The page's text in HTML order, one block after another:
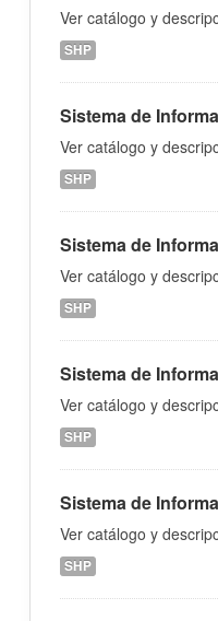
Ver catálogo y
SHP
Sistema de
Ver catálogo y
SHP
Sistema de
Ver catálogo y
SHP
Sistema de
Ver catálogo y
SHP
Sistema de
Ver catálogo y
SHP